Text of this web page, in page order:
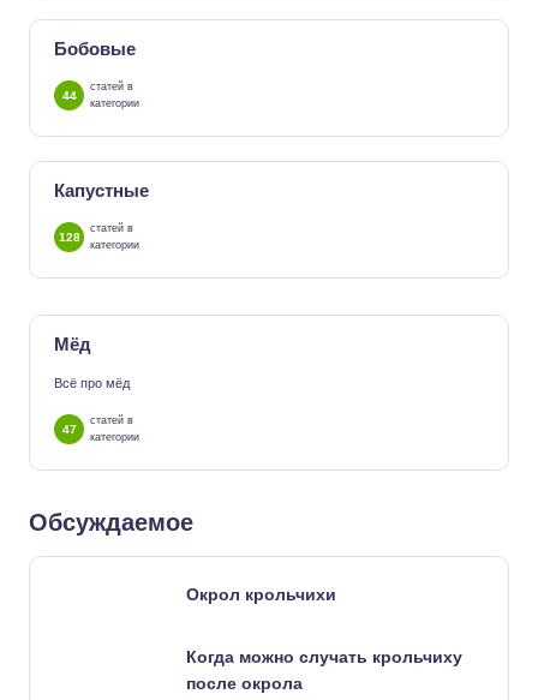
Бобовые
44
статей в
категории
Капустные
128
статей в
категории
Мёд
Всё про мёд
47
статей в
категории
Обсуждаемое
Окрол крольчихи
Когда можно случать крольчиху
после окрола